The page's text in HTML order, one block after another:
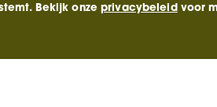
Bekijk onzeprivacybeleidvoor